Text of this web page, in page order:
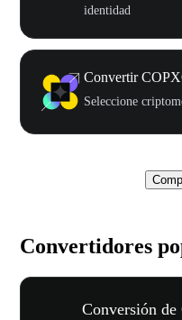
identidad
Convertir
Seleccione
Convertidores
Conversión